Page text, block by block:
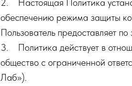
2. Настоящая Политика
обеспечению режима защиты
Пользователь предоставляет
3. Политика действует в
общество с ограниченной
Лаб»).